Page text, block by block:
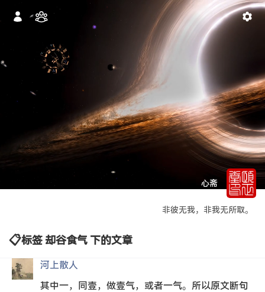
心斋
非彼无我，非我无所取。
标签 却谷食气 下的文章
河上散人
其中一，同壹，做壹气，或者一气。所以原文断句